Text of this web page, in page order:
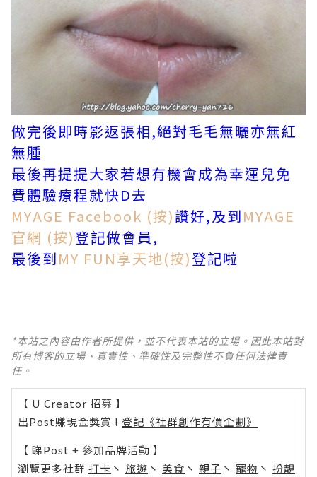
做完後即時影返張相,絕對毛毛無曬亦無紅
無腫
最後再提提大家若想有機會成為幸運兒免
費體驗療程就快D去
MYAGE Facebook (按)讚好,及到MYAGE
官網 (按)登記做會員,
最後到MY FUN享天地(按)登記啦
*本站之內容由作者所提供，並不代表本站的立場。因此本站對
所有博客的立場、真實性、準確性及完整性不負任何法律責
任。
【 U Creator 招募 】
出Post賺現金獎賞 l 登記《社群創作有價企劃》
【 睇Post + 參加品牌活動 】
瀏覽更多社群 打卡 丶 旅遊 丶 美食 丶 親子 丶 寵物 丶 扮靚